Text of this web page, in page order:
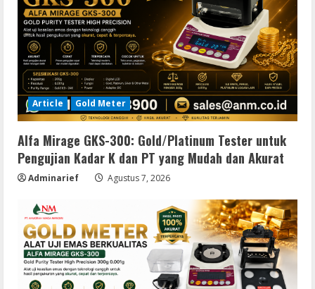
Article Gold Meter
Alfa Mirage GKS-300: Gold/Platinum Tester untuk
Pengujian Kadar K dan PT yang Mudah dan Akurat
Adminarief Agustus 7, 2026